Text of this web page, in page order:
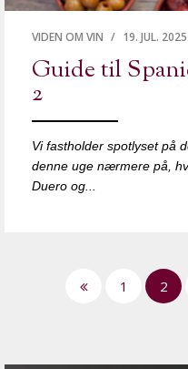
VIDEN OM VIN / 19. JUL.
Guide til
2
Vi fastholder spotlyset på
denne uge nærmere på,
Duero og...
1 2